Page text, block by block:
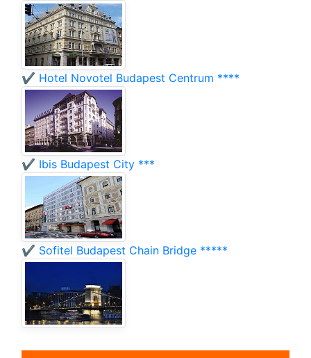
✔️ Hotel Novotel Budapest Centrum ****
✔️ Ibis Budapest City ***
✔️ Sofitel Budapest Chain Bridge *****